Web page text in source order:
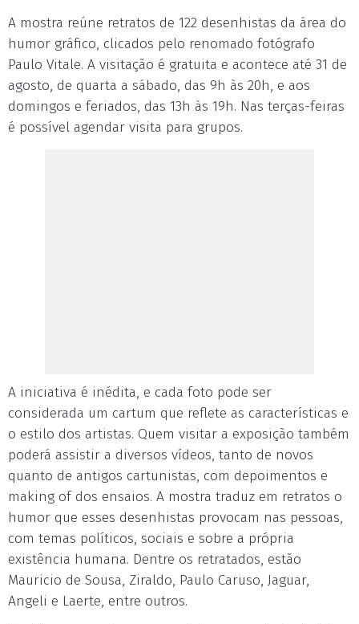
A mostra reúne retratos de 122 desenhistas da área do
humor gráfico, clicados pelo renomado fotógrafo
Paulo Vitale. A visitação é gratuita e acontece até 31 de
agosto, de quarta a sábado, das 9h às 20h, e aos
domingos e feriados, das 13h às 19h. Nas terças-feiras
é possível agendar visita para grupos.
A iniciativa é inédita, e cada foto pode ser
considerada um cartum que reflete as características e
o estilo dos artistas. Quem visitar a exposição também
poderá assistir a diversos vídeos, tanto de novos
quanto de antigos cartunistas, com depoimentos e
making of dos ensaios. A mostra traduz em retratos o
humor que esses desenhistas provocam nas pessoas,
com temas políticos, sociais e sobre a própria
existência humana. Dentre os retratados, estão
Mauricio de Sousa, Ziraldo, Paulo Caruso, Jaguar,
Angeli e Laerte, entre outros.